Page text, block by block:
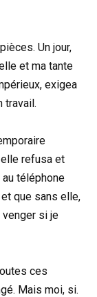
Un jour,
et ma tante
exigea
travail.
refusa et
téléphone
que sans elle,
venger si je
ces
Mais moi, si.